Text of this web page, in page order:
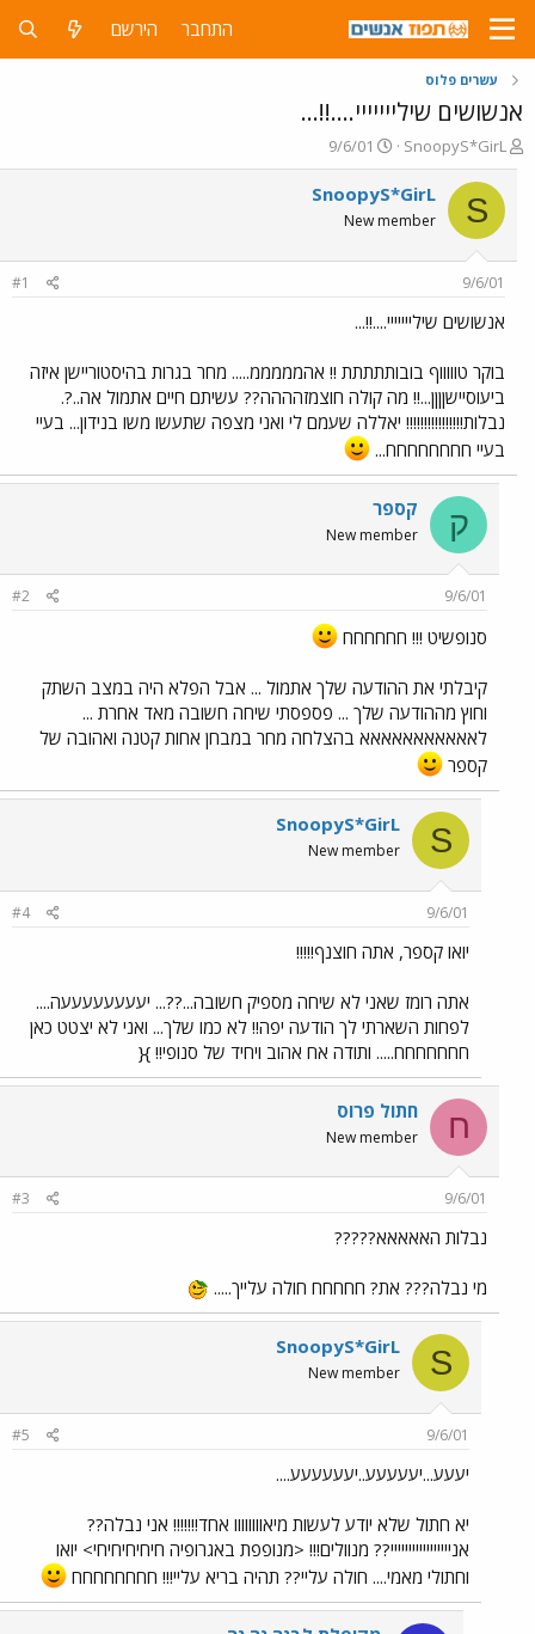
התחבר הירשם
עשרים פלוס
אנשושים שילייייייי....!!...
פ
ו
ת
ח
ה
ש
א
SnoopyS*GirL
פ
ו
ר
ס
ם
ר
9/6/01
S
SnoopyS*GirL
New member
9/6/01
#1
אנשושים שילייייייי....!!...
בוקר טוווווף בובותתתתת !! אהמממממ..... מחר בגרות בהיסטוריישן איזה
ביעוסיישןןןן...!! מה קולה חוצמזהההה?? עשיתם חיים אתמול אה..?.
נבלות!!!!!!!!!!!!!!!! יאללה שעמם לי ואני מצפה שתעשו משו בנידון... בעיי
בעיי חחחחחחחח...
ק קספר
New member
9/6/01
#2
סנופשיט !!! חחחחחח
קיבלתי את ההודעה שלך אתמול ... אבל הפלא היה במצב השתק
וחוץ מההודעה שלך ... פספסתי שיחה חשובה מאד אחרת ...
לאאאאאאאאאאא בהצלחה מחר במבחן אחות קטנה ואהובה של
קספר
S
SnoopyS*GirL
New member
9/6/01
#4
יואו קספר, אתה חוצנף!!!!!
אתה רומז שאני לא שיחה מספיק חשובה...??... יעעעעעעעעה....
לפחות השארתי לך הודעה יפה!! לא כמו שלך... ואני לא יצטט כאן
חחחחחחח..... ותודה אח אהוב ויחיד של סנופי!! }{
ח חתול פרוס
New member
9/6/01
#3
נבלות האאאאא?????
מי נבלה??? את? חחחחח חולה עלייך.....
S
SnoopyS*GirL
New member
9/6/01
#5
יעעע...יעעעעע..יעעעעעע....
יא חתול שלא יודע לעשות מיאוווווווו אחד!!!!!!! אני נבלה??
אנייייייייייייייייי?? מנוולים!!! <מנופפת באגרופיה חיחיחיחיחי> יואו
וחתולי מאמי.... חולה עליי?? תהיה בריא עליי!!! חחחחחחחח